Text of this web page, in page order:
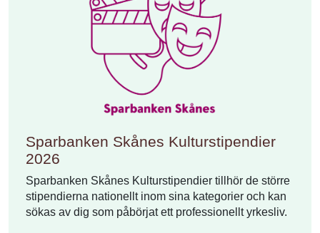
Sparbanken Skånes Kulturstipendier
2026
Sparbanken Skånes Kulturstipendier tillhör de större
stipendierna nationellt inom sina kategorier och kan
sökas av dig som påbörjat ett professionellt yrkesliv.